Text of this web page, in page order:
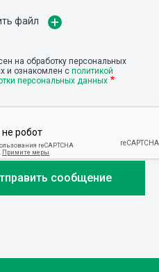
файл
на обработку персональных
и ознакомлен с политикой
персональных данных